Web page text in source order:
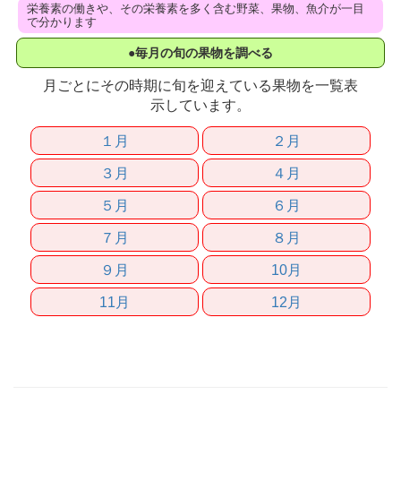
栄養素の働きや、その栄養素を多く含む野菜、果物、魚介が一目
で分かります
●毎月の旬の果物を調べる
月ごとにその時期に旬を迎えている果物を一覧表
示しています。
１月
２月
３月
４月
５月
６月
７月
８月
９月
10月
11月
12月